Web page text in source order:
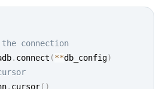
connection
. connect (**db_config)
. cursor( )